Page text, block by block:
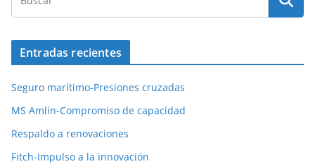
Entradas recientes
Seguro marítimo-Presiones cruzadas
MS Amlin-Compromiso de capacidad
Respaldo a renovaciones
Fitch-Impulso a la innovación